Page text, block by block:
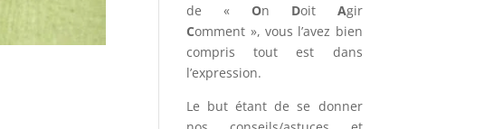
de « On Doit Agir
Comment », vous l’avez bien
compris tout est dans
l’expression.
Le but étant de se donner